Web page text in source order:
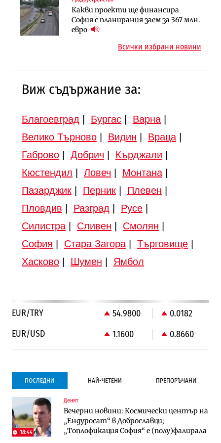
Какви проекти ще финансира
София с планирания заем за 367 млн.
евро
Градоустройство
Шест кандидата с интерес към
Регионалният министър поема „на
ръчно управление“ общинската
инвестиционна програма
Всички избрани новини
Виж съдържание за:
Благоевград Бургас| Варна|
Велико Търново| Видин Враца|
Габрово| Добрич Кърджали
Кюстендил
Ловеч Монтана|
Пазарджик| Перник| Плевен
Пловдив
Разград Русе|
Силистра| Сливен Смолян
София
Стара Загора| Търговище|
Хасково| Шумен Ямбол
EUR/TRY 54.9800
0.0182
EUR/USD
1.1600 0.8660
ПОСЛЕДНИ НАЙ-ЧЕТЕНИ ПРЕПОРЪЧАНИ
18:44
Денят
Вечерни новини: Космически център на
„Ендуросат“ в Доброславци;
„Топлофикация София“ e (полу)фалирала
Градоустройство
Столична община избра изпълнител за
преместването на трамвайното
трасе по бул. „Скобелев“
Компании
Vivacom предлага над 150 устройства с
90% отстъпка през август